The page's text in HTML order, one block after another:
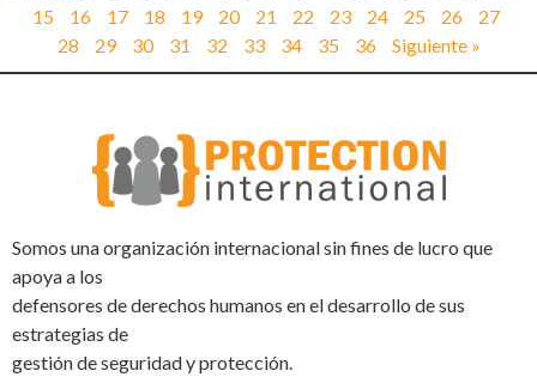
15
16 17 18 19 20 21 22 23 24 25 26
27
28
29 30 31 32 33 34 35 36 Siguiente »
Somos una organización internacional sin fines de lucro que
apoya a los
defensores de derechos humanos en el desarrollo de sus
estrategias de
gestión de seguridad y protección.